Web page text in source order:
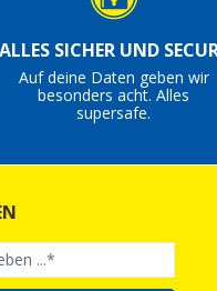
ALLES SICHER UND
Auf deine Daten geben wir
besonders acht. Alles
supersafe.